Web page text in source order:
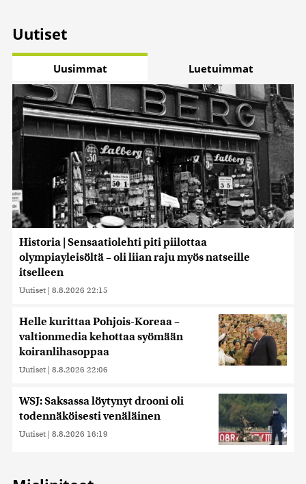
Uutiset
Uusimmat Luetuimmat
Historia | Sensaatiolehti piti piilottaa
olympiayleisöltä – oli liian raju myös natseille
itselleen
Uutiset | 8.8.2026 22:15
Helle kurittaa Pohjois-Koreaa –
valtionmedia kehottaa syömään
koiranlihasoppaa
Uutiset | 8.8.2026 22:06
WSJ: Saksassa löytynyt drooni oli
todennäköisesti venäläinen
Uutiset | 8.8.2026 16:19